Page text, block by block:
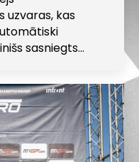
uzvaras, kas
sasniegts…